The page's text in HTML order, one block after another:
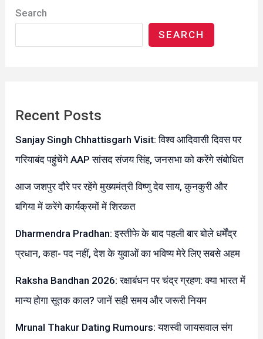
Search
SEARCH
Recent Posts
Sanjay Singh Chhattisgarh Visit: विश्व आदिवासी दिवस पर
गरियाबंद पहुंचेंगे AAP सांसद संजय सिंह, जनसभा को करेंगे संबोधित
आज जशपुर दौरे पर रहेंगे मुख्यमंत्री विष्णु देव साय, कुनकुरी और
बगिया में करेंगे कार्यक्रमों में शिरकत
Dharmendra Pradhan: इस्तीफे के बाद पहली बार बोले धर्मेंद्र
प्रधान, कहा- पद नहीं, देश के युवाओं का भविष्य मेरे लिए सबसे अहम
Raksha Bandhan 2026: रक्षाबंधन पर चंद्र ग्रहण: क्या भारत में
मान्य होगा सूतक काल? जानें सही समय और जरूरी नियम
Mrunal Thakur Dating Rumours: यशस्वी जायसवाल संग